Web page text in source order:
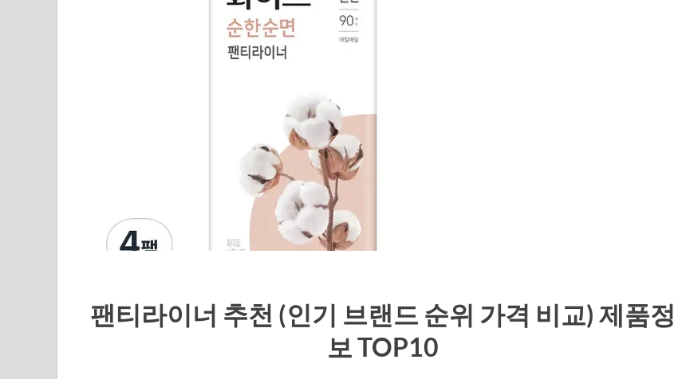
팬티라이너 추천 (인기 브랜드 순위 가격 비교) 제품정
보 TOP10